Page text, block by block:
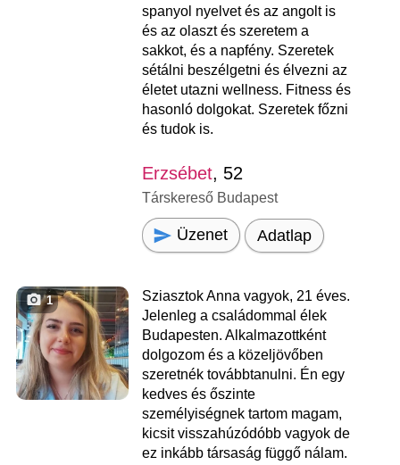
spanyol nyelvet és az angolt is
és az olaszt és szeretem a
sakkot, és a napfény. Szeretek
sétálni beszélgetni és élvezni az
életet utazni wellness. Fitness és
hasonló dolgokat. Szeretek főzni
és tudok is.
Erzsébet, 52
Társkereső Budapest
Üzenet Adatlap
1
Sziasztok Anna vagyok, 21 éves.
Jelenleg a családommal élek
Budapesten. Alkalmazottként
dolgozom és a közeljövőben
szeretnék továbbtanulni. Én egy
kedves és őszinte
személyiségnek tartom magam,
kicsit visszahúzódóbb vagyok de
ez inkább társaság függő nálam.